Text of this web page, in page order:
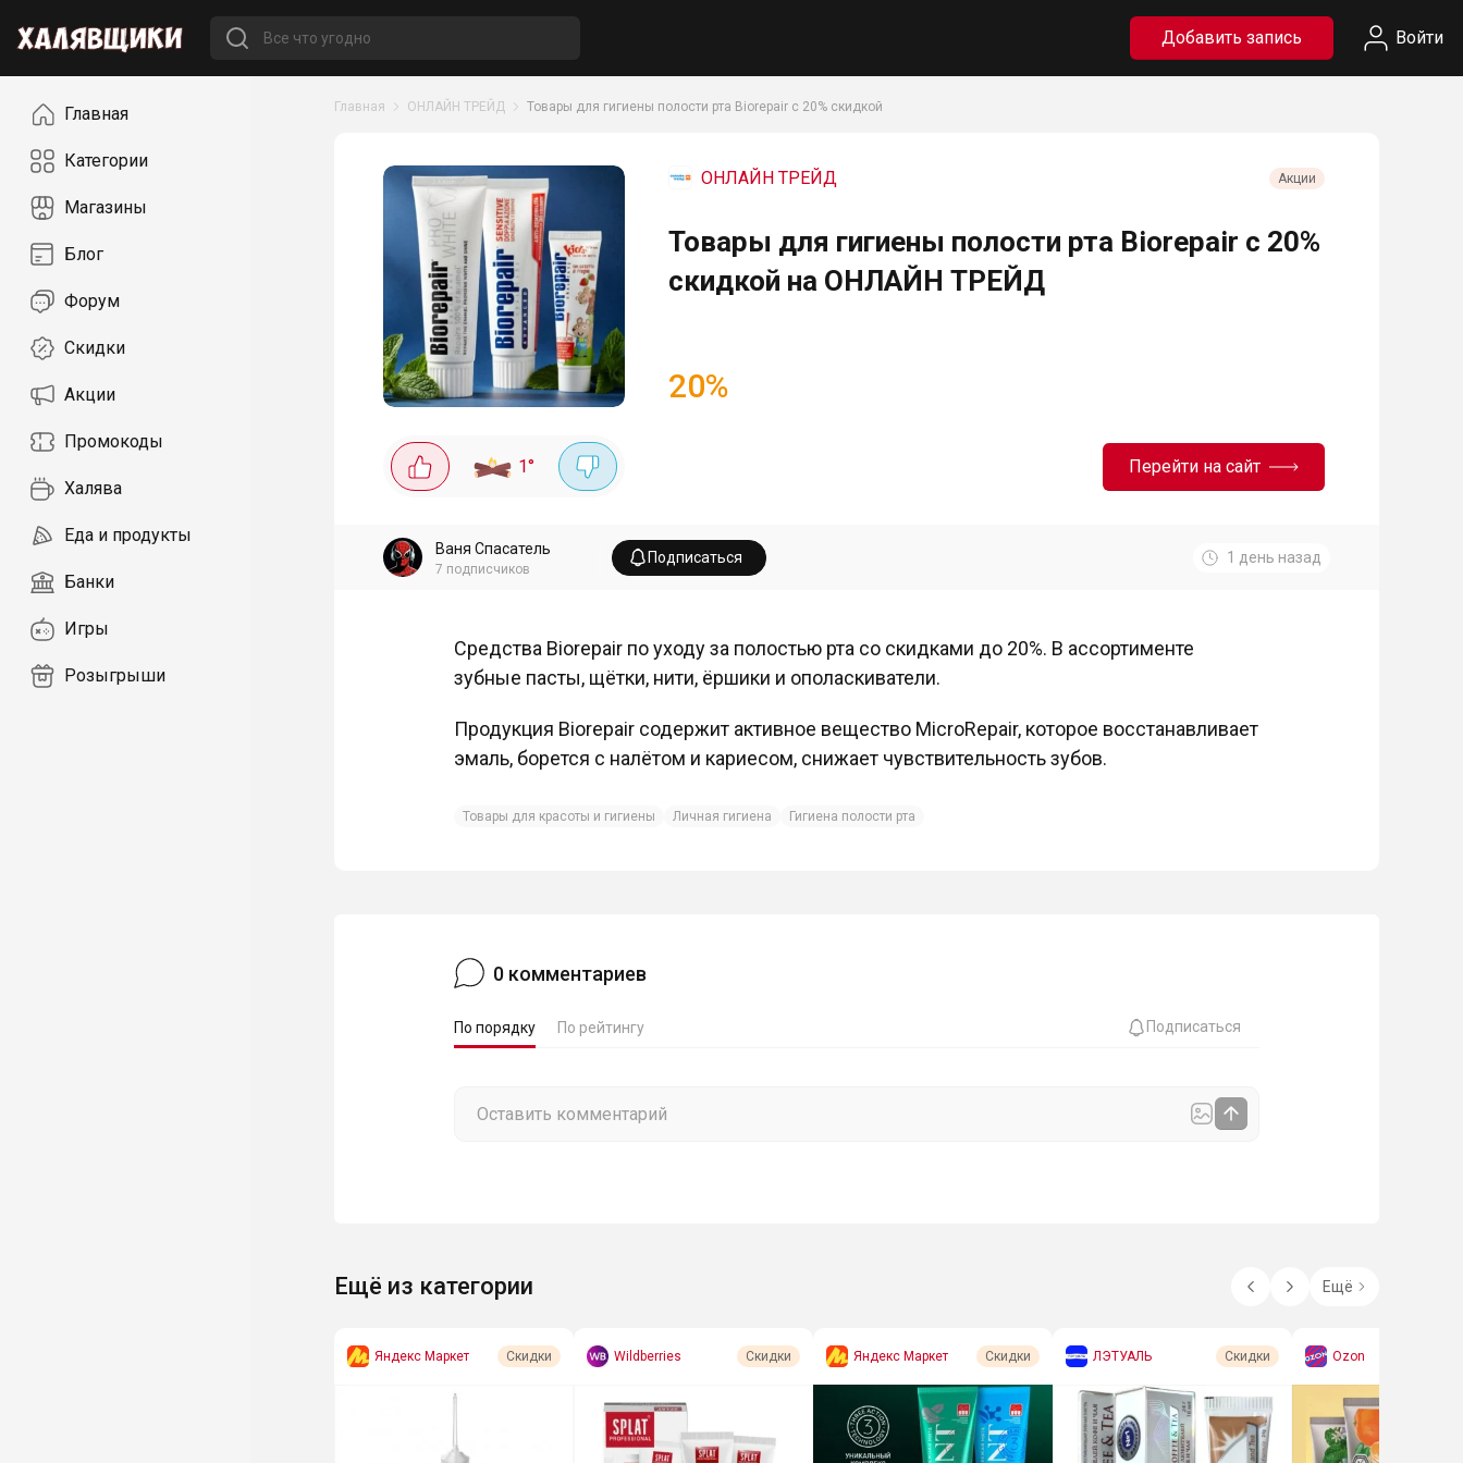
Добавить запись Войти
НавигацияГлавная
Категории
Магазины
Блог
Форум
Скидки
Акции
Промокоды
Халява
Еда и продукты
Банки
Игры
Розыгрыши
Главная ОНЛАЙН ТРЕЙД Товары для гигиены полости рта Biorepair с 20% скидкой
ОНЛАЙН ТРЕЙД Акции
Товары для гигиены полости рта Biorepair с 20%
скидкой на ОНЛАЙН ТРЕЙД
20%
1° Перейти на сайт
Ваня Спасатель
7 подписчиков
Подписаться 1 день назад
Средства Biorepair по уходу за полостью рта со скидками до 20%. В ассортименте
зубные пасты, щётки, нити, ёршики и ополаскиватели.
Продукция Biorepair содержит активное вещество MicroRepair, которое восстанавливает
эмаль, борется с налётом и кариесом, снижает чувствительность зубов.
Товары для красоты и гигиены Личная гигиена Гигиена полости рта
0 комментариев
По порядку По рейтингу Подписаться
Ещё из категории Ещё
Яндекс Маркет Скидки Wildberries Скидки Яндекс Маркет Скидки ЛЭТУАЛЬ Скидки Ozon